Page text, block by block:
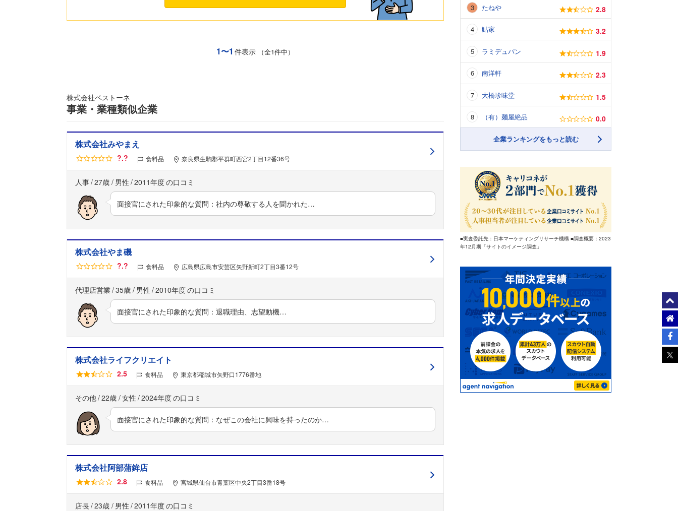
こちらの企業もフォローしませんか？
1〜1 件表示 （全1件中）
株式会社ベストーネ
事業・業種類似企業
株式会社みやまえ
?.? 食料品 奈良県生駒郡平群町西宮2丁目12番36号
人事 27歳 男性 2011年度
面接官にされた印象的な質問：社内の尊敬する人を聞かれた…
株式会社やま磯
?.? 食料品 広島県広島市安芸区矢野新町2丁目3番12号
代理店営業 35歳 男性 2010年度
面接官にされた印象的な質問：退職理由、志望動機…
株式会社ライフクリエイト
2.5 食料品 東京都稲城市矢野口1776番地
その他 22歳 女性 2024年度
面接官にされた印象的な質問：なぜこの会社に興味を持ったのか…
株式会社阿部蒲鉾店
2.8 食料品 宮城県仙台市青葉区中央2丁目3番18号
店長 23歳 男性 2011年度
たねや 2.8
鮎家 3.2
ラミデュパン 1.9
南洋軒 2.3
大橋珍味堂 1.5
（有）麺屋絶品 0.0
企業ランキングをもっと読む
■実査委託先：日本マーケティングリサーチ機構 ■調査概要：2023
年12月期「サイトのイメージ調査」